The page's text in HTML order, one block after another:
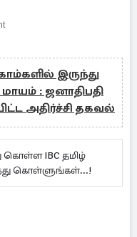
இருந்து
மாயம் : ஜனாதிபதி
அதிர்ச்சி தகவல்
கொள்ள IBC தமிழ்
கொள்ளுங்கள்...!